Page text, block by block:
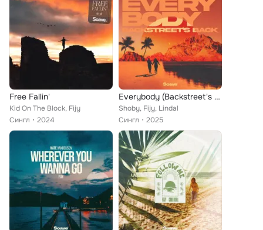
Free Fallin'
Kid On The Block, Fijy
Сингл
2024
Everybody (Backstreet's Back)
Shoby, Fijy, Lindal
Сингл
2025